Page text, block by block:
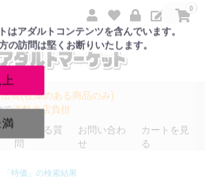
はアダルトコンテンツを含んでいます。
の訪問は堅くお断りいたします。
0
荷(在庫のある商品のみ)
で送料当店負担
よくある質
問
お問い合わ
せ
カートを見
る
「特価」の検索結果